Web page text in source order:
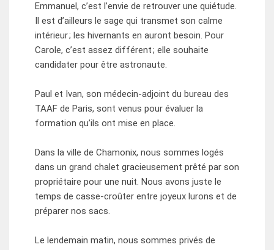
Emmanuel, c’est l’envie de retrouver une quiétude.
Il est d’ailleurs le sage qui transmet son calme
intérieur ; les hivernants en auront besoin. Pour
Carole, c’est assez différent ; elle souhaite
candidater pour être astronaute.
Paul et Ivan, son médecin-adjoint du bureau des
TAAF de Paris, sont venus pour évaluer la
formation qu’ils ont mise en place.
Dans la ville de Chamonix, nous sommes logés
dans un grand chalet gracieusement prêté par son
propriétaire pour une nuit. Nous avons juste le
temps de casse-croûter entre joyeux lurons et de
préparer nos sacs.
Le lendemain matin, nous sommes privés de